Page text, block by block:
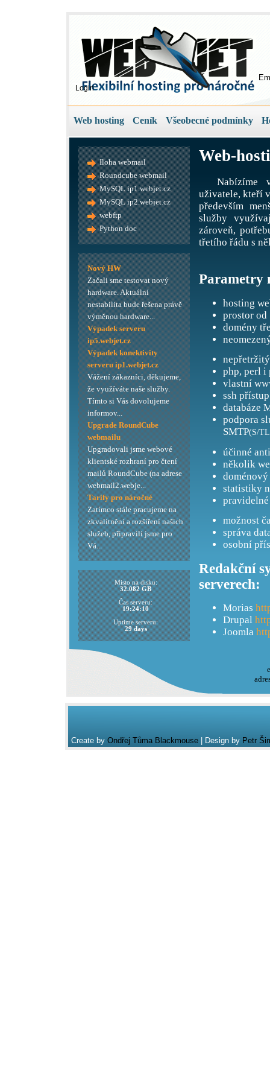
Login
Web hosting Ceník Všeobecné podmínky
Web-
Nabízíme
uživatele, kteří
především
služby
zároveň,
třetího řádu s
Parametry
hosting
prostor od
domény
php, perl i
vlastní
ssh přístup
databáze
podpora
SMTP(S/
účinné
několik
doménový
statistiky
možnost
správa
osobní
Redakční
serverech:
Morias
Drupal
Joomla
Iloha webmail
Roundcube webmail
MySQL ip1.webjet.cz
MySQL ip2.webjet.cz
webftp
Python doc
Nový HW
Začali sme testovat nový
hardware. Aktuální
nestabilita bude řešena právě
výměnou hardware...
Výpadek serveru
ip5.webjet.cz
Výpadek konektivity
serveru ip1.webjet.cz
Vážení zákazníci, děkujeme,
že využíváte naše služby.
Tímto si Vás dovolujeme
informov...
Upgrade RoundCube
webmailu
Upgradovali jsme webové
klientské rozhraní pro čtení
mailů RoundCube (na adrese
webmail2.webje...
Tarify pro náročné
Zatímco stále pracujeme na
zkvalitnění a rozšíření našich
služeb, připravili jsme pro
Vá...
Misto na disku:
32.082 GB
Čas serveru:
19:24:10
Uptime serveru:
29 days
Create by Ondřej Tůma Blackmouse| Design by Petr